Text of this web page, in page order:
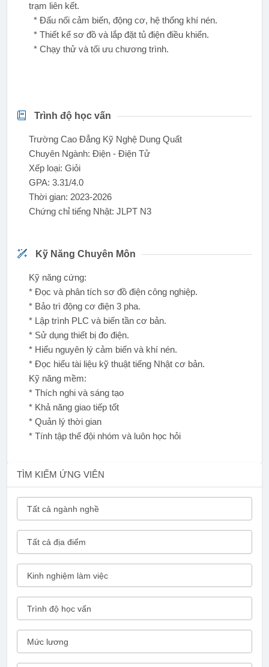
trạm liên kết.
* Đấu nối cảm biến, động cơ, hệ thống khí nén.
* Thiết kế sơ đồ và lắp đặt tủ điện điều khiển.
* Chạy thử và tối ưu chương trình.
Trình độ học vấn
Trường Cao Đẳng Kỹ Nghệ Dung Quất
Chuyên Ngành: Điện - Điện Tử
Xếp loại: Giỏi
GPA: 3.31/4.0
Thời gian: 2023-2026
Chứng chỉ tiếng Nhật: JLPT N3
Kỹ Năng Chuyên Môn
Kỹ năng cứng:
* Đọc và phân tích sơ đồ điện công nghiệp.
* Bảo trì động cơ điện 3 pha.
* Lập trình PLC và biến tần cơ bản.
* Sử dụng thiết bị đo điện.
* Hiểu nguyên lý cảm biến và khí nén.
* Đọc hiểu tài liệu kỹ thuật tiếng Nhật cơ bản.
Kỹ năng mềm:
* Thích nghi và sáng tạo
* Khả năng giao tiếp tốt
* Quản lý thời gian
* Tính tập thể đội nhóm và luôn học hỏi
TÌM KIẾM ỨNG VIÊN